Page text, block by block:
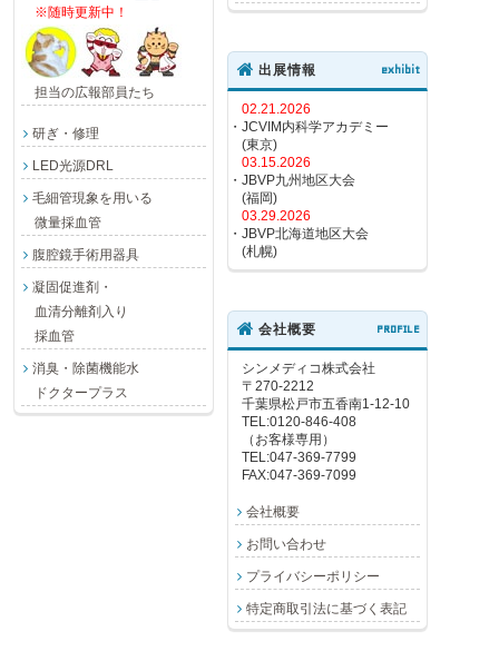
※随時更新中！
担当の広報部員たち
研ぎ・修理
LED光源DRL
毛細管現象を用いる
微量採血管
腹腔鏡手術用器具
凝固促進剤・
血清分離剤入り
採血管
消臭・除菌機能水
ドクタープラス
出展情報 exhibit
02.21.2026
・JCVIM内科学アカデミー
(東京)
03.15.2026
・JBVP九州地区大会
(福岡)
03.29.2026
・JBVP北海道地区大会
(札幌)
会社概要 PROFILE
シンメディコ株式会社
〒270-2212
千葉県松戸市五香南1-12-10
TEL:0120-846-408
（お客様専用）
TEL:047-369-7799
FAX:047-369-7099
会社概要
お問い合わせ
プライバシーポリシー
特定商取引法に基づく表記